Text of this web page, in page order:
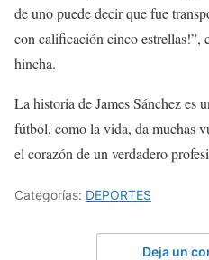
de uno puede decir que fue
con calificación cinco estrellas!”,
hincha.
La historia de James Sánchez es
fútbol, como la vida, da muchas
el corazón de un verdadero
Categorías: DEPORTES
Deja un